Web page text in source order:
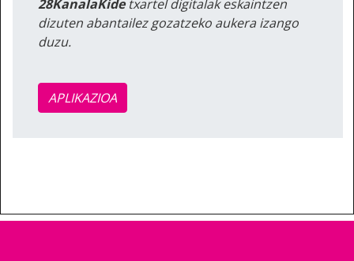
28KanalaKidetxartel digitalak eskaintzen
dizuten abantailez gozatzeko aukera izango
duzu.
APLIKAZIOA